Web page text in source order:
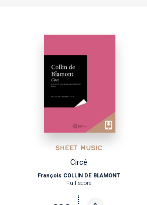
SHEET MUSIC
Circé
François COLLIN DE BLAMONT
Full score